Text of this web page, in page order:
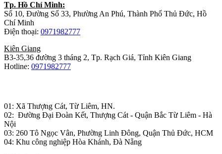
Tp. Hồ Chí Minh:
Số 10, Đường Số 33, Phường An Phú, Thành Phố Thủ Đức, Hồ
Chí Minh
Điện thoại: 0971982777
Kiên Giang
B3-35,36 đường 3 tháng 2, Tp. Rạch Giá, Tỉnh Kiên Giang
Hotline: 0971982777
01: Xã Thượng Cát, Từ Liêm, HN.
02: Đường Đại Đoàn Kết, Thượng Cát - Quận Bắc Từ Liêm - Hà
Nội
03: 260 Tô Ngọc Vân, Phường Linh Đông, Quận Thủ Đức, HCM
04: Khu công nghiệp Hòa Khánh, Đà Nẵng